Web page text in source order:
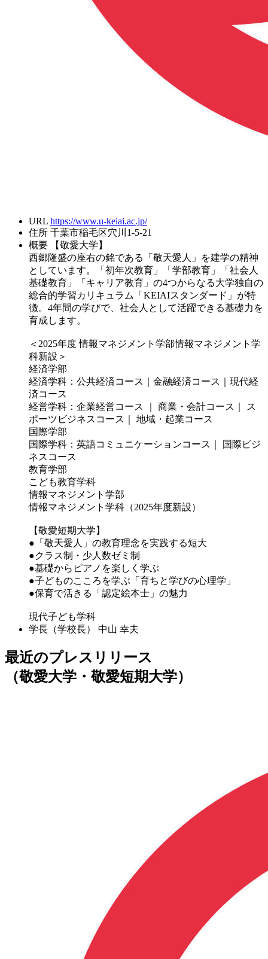
URL https://www.u-keiai.ac.jp/
住所 千葉市稲毛区穴川1-5-21
概要
【敬愛大学】
西郷隆盛の座右の銘である「敬天愛人」を建学の精神
としています。「初年次教育」「学部教育」「社会人
基礎教育」「キャリア教育」の4つからなる大学独自の
総合的学習カリキュラム「KEIAIスタンダード」が特
徴。4年間の学びで、社会人として活躍できる基礎力を
育成します。
＜2025年度 情報マネジメント学部情報マネジメント学
科新設＞
経済学部
経済学科：公共経済コース｜金融経済コース｜現代経
済コース
経営学科：企業経営コース ｜ 商業・会計コース｜ ス
ポーツビジネスコース｜ 地域・起業コース
国際学部
国際学科：英語コミュニケーションコース｜ 国際ビジ
ネスコース
教育学部
こども教育学科
情報マネジメント学部
情報マネジメント学科（2025年度新設）
【敬愛短期大学】
●「敬天愛人」の教育理念を実践する短大
●クラス制・少人数ゼミ制
●基礎からピアノを楽しく学ぶ
●子どものこころを学ぶ「育ちと学びの心理学」
●保育で活きる「認定絵本士」の魅力
現代子ども学科
学長（学校長）
中山 幸夫
最近のプレスリリース
（敬愛大学・敬愛短期大学）